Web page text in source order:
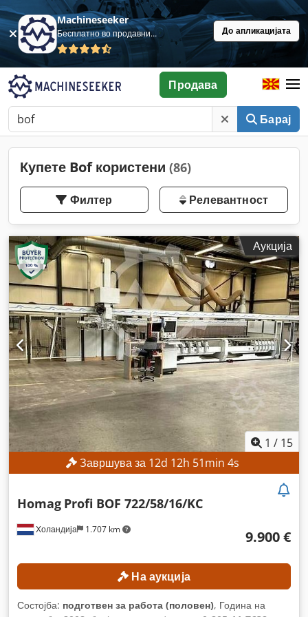
Machineseeker
Бесплатно во продавница До апликацијата
Барај
Продава
Купете Bof користени (86)
Филтер Релевантност
Аукција
1 / 15
Завршува за 12d 12h 51min 2s
Холандија 1.707 km
Homag Profi BOF 722/58/16/KC
9.900 €
На аукција
Состојба: подготвен за работа (половен), Година на